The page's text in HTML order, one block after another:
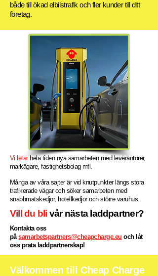
både till ökad elbilstrafik och fler kunder till ditt
företag.
Vi letar hela tiden nya samarbeten med leverantörer,
markägare, fastighetsbolag mfl.
Många av våra sajter är vid knutpunkter längs stora
trafikerade vägar och söker samarbeten med
snabbmatskedjor, hotellkedjor och större varuhus.
Vill du bli vår nästa laddpartner?
Kontakta oss
påsamarbetspartners@cheapcharge.eu och låt
oss prata laddpartnerskap!
Välkommen till Cheap Charge